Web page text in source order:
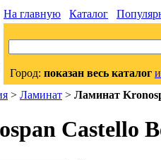
На главную Каталог
Город: показан весь каталог
> Ламинат > Ламинат
Castello